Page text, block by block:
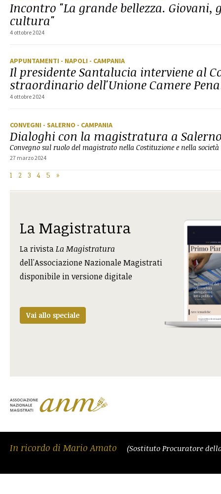
Incontro "La grande bellezza. Giovani,
cultura"
4 ottobre 2024
APPUNTAMENTI - NAPOLI - CAMPANIA
Il presidente Santalucia interviene al
straordinario dell'Unione Camere
4 ottobre 2024
CONVEGNI - SALERNO - CAMPANIA
Dialoghi con la magistratura a
Convegno sul ruolo del magistrato nella Costituzione e nella società
27 marzo 2024
1 2 3 4 5 »
La Magistratura
La rivistaLa Magistratura
dell'Associazione Nazionale Magistrati
disponibile in versione digitale
Vai allo speciale
In ricordo di Mario Amato (Sostituto Procuratore